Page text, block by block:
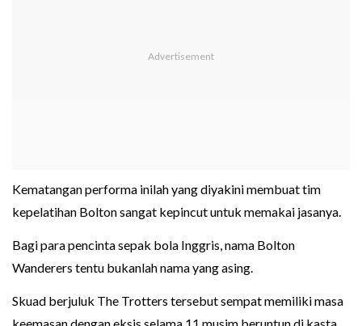
Kematangan performa inilah yang diyakini membuat tim
kepelatihan Bolton sangat kepincut untuk memakai jasanya.
Bagi para pencinta sepak bola Inggris, nama Bolton
Wanderers tentu bukanlah nama yang asing.
Skuad berjuluk The Trotters tersebut sempat memiliki masa
keemasan dengan eksis selama 11 musim beruntun di kasta